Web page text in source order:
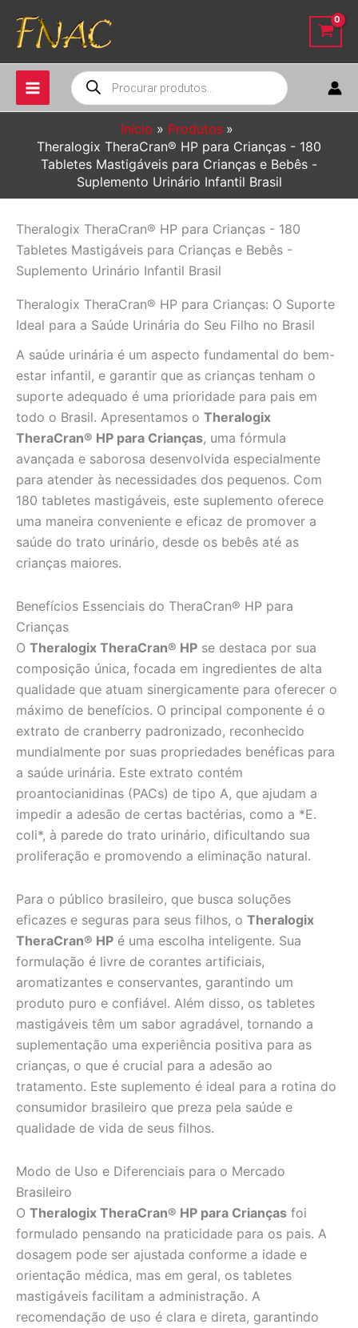
para
conteúdo
Pesquisar
produtos
Início
Produtos
Theralogix TheraCran® HP para Crianças - 180
Tabletes Mastigáveis para Crianças e Bebês -
Suplemento Urinário Infantil Brasil
Theralogix TheraCran® HP para Crianças - 180
Tabletes Mastigáveis para Crianças e Bebês -
Suplemento Urinário Infantil Brasil
Theralogix TheraCran® HP para Crianças: O Suporte
Ideal para a Saúde Urinária do Seu Filho no Brasil
A saúde urinária é um aspecto fundamental do bem-
estar infantil, e garantir que as crianças tenham o
suporte adequado é uma prioridade para pais em
todo o Brasil. Apresentamos o Theralogix
TheraCran® HP para Crianças, uma fórmula
avançada e saborosa desenvolvida especialmente
para atender às necessidades dos pequenos. Com
180 tabletes mastigáveis, este suplemento oferece
uma maneira conveniente e eficaz de promover a
saúde do trato urinário, desde os bebês até as
crianças maiores.
Benefícios Essenciais do TheraCran® HP para
Crianças
O Theralogix TheraCran® HP se destaca por sua
composição única, focada em ingredientes de alta
qualidade que atuam sinergicamente para oferecer o
máximo de benefícios. O principal componente é o
extrato de cranberry padronizado, reconhecido
mundialmente por suas propriedades benéficas para
a saúde urinária. Este extrato contém
proantocianidinas (PACs) de tipo A, que ajudam a
impedir a adesão de certas bactérias, como a *E.
coli*, à parede do trato urinário, dificultando sua
proliferação e promovendo a eliminação natural.
Para o público brasileiro, que busca soluções
eficazes e seguras para seus filhos, o Theralogix
TheraCran® HP é uma escolha inteligente. Sua
formulação é livre de corantes artificiais,
aromatizantes e conservantes, garantindo um
produto puro e confiável. Além disso, os tabletes
mastigáveis têm um sabor agradável, tornando a
suplementação uma experiência positiva para as
crianças, o que é crucial para a adesão ao
tratamento. Este suplemento é ideal para a rotina do
consumidor brasileiro que preza pela saúde e
qualidade de vida de seus filhos.
Modo de Uso e Diferenciais para o Mercado
Brasileiro
O Theralogix TheraCran® HP para Crianças foi
formulado pensando na praticidade para os pais. A
dosagem pode ser ajustada conforme a idade e
orientação médica, mas em geral, os tabletes
mastigáveis facilitam a administração. A
recomendação de uso é clara e direta, garantindo